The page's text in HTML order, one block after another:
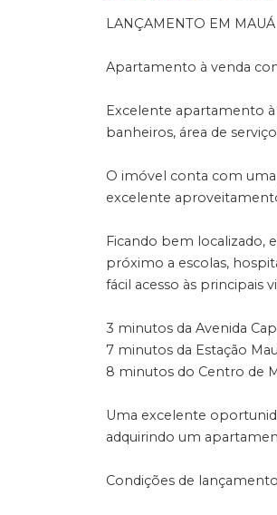
LANÇAMENTO EM MAUÁ
Apartamento à venda
Excelente apartamento à
banheiros, área de
O imóvel conta com
excelente
Ficando bem localizado,
próximo a escolas,
fácil acesso às principais
3 minutos da Avenida
7 minutos da Estação
8 minutos do Centro de
Uma excelente
adquirindo um
Condições de